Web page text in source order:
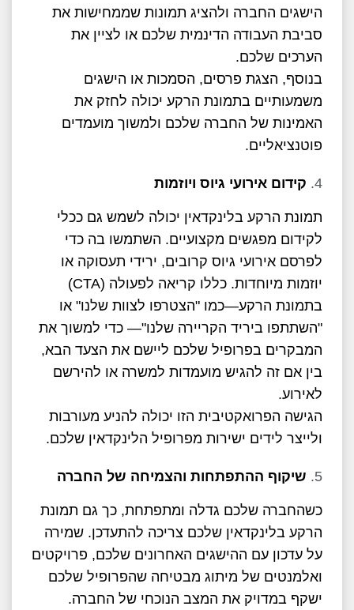
הישגים החברה ולהציג תמונות שממחישות את
סביבת העבודה הדינמית שלכם או לציין את
הערכים שלכם.
בנוסף, הצגת פרסים, הסמכות או הישגים
משמעותיים בתמונת הרקע יכולה לחזק את
האמינות של החברה שלכם ולמשוך מועמדים
פוטנציאליים.
קידום אירועי גיוס ויוזמות
תמונת הרקע בלינקדאין יכולה לשמש גם ככלי
לקידום מפגשים מקצועיים. השתמשו בה כדי
לפרסם אירועי גיוס קרובים, ירידי תעסוקה או
יוזמות מיוחדות. כללו קריאה לפעולה (CTA)
בתמונת הרקע—כמו "הצטרפו לצוות שלנו" או
"השתתפו ביריד הקריירה שלנו"— כדי למשוך את
המבקרים בפרופיל שלכם ליישם את הצעד הבא,
בין אם זה להגיש מועמדות למשרה או להירשם
לאירוע.
הגישה הפרואקטיבית הזו יכולה להניע מעורבות
ולייצר לידים ישירות מפרופיל הלינקדאין שלכם.
שיקוף ההתפתחות והצמיחה של החברה
כשהחברה שלכם גדלה ומתפתחת, כך גם תמונת
הרקע בלינקדאין שלכם צריכה להתעדכן. שמירה
על עדכון עם ההישגים האחרונים שלכם, פרויקטים
ואלמנטים של מיתוג מבטיחה שהפרופיל שלכם
ישקף במדויק את המצב הנוכחי של החברה.